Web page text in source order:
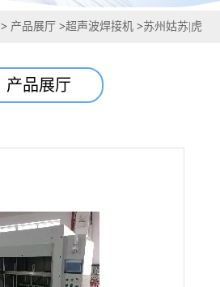
> 产品展厅 >超声波焊接机 >苏州姑苏|虎
产品展厅